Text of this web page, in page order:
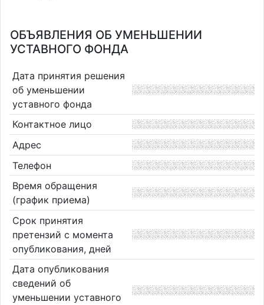
ОБЪЯВЛЕНИЯ ОБ УМЕНЬШЕНИИ
УСТАВНОГО ФОНДА
Дата принятия решения
об уменьшении
уставного фонда
Контактное лицо
Адрес
Телефон
Время обращения
(график приема)
Срок принятия
претензий с момента
опубликования, дней
Дата опубликования
сведений об
уменьшении уставного